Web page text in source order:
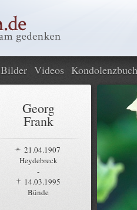
Bilder Videos Kondolenzbuch
Georg
Frank
21.04.1907
Heydebreck
-
14.03.1995
Bünde